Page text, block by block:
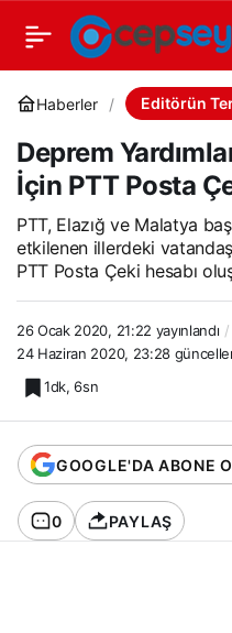
Haberler Editörün
Deprem
İçin PTT Posta
PTT, Elazığ ve Malatya
etkilenen illerdeki
PTT Posta Çeki hesabı
26 Ocak 2020, 21:22 yayınlandı
24 Haziran 2020, 23:28
1dk, 6sn
GOOGLE'DA ABONE
0 PAYLAŞ